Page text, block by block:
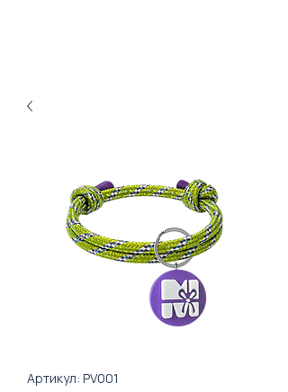
Артикул: PV001